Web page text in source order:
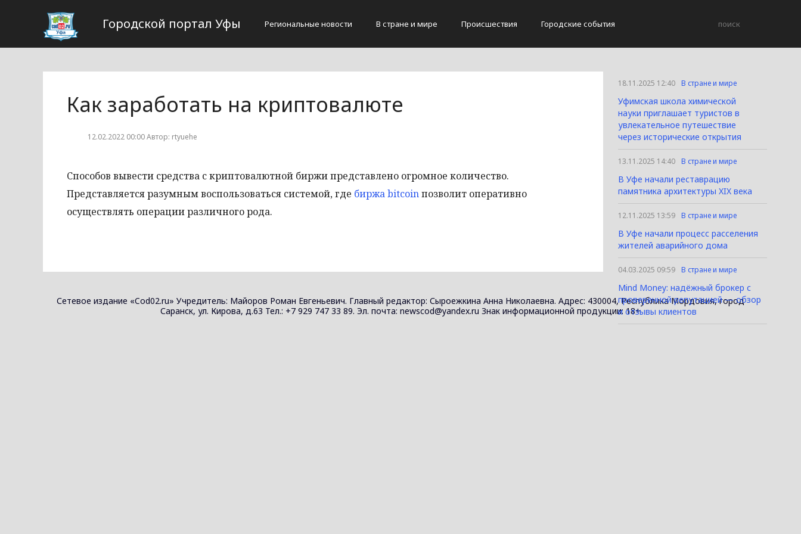
Городской портал Уфы Региональные новости В стране и мире Происшествия Городские события
Как заработать на криптовалюте
12.02.2022 00:00 Автор: rtyuehe
Способов вывести средства с криптовалютной биржи представлено огромное количество.
Представляется разумным воспользоваться системой, где биржа bitcoinпозволит оперативно
осуществлять операции различного рода.
18.11.2025 12:40 В стране и мире
Уфимская школа химической
науки приглашает туристов в
увлекательное путешествие
через исторические открытия
13.11.2025 14:40 В стране и мире
В Уфе начали реставрацию
памятника архитектуры XIX века
12.11.2025 13:59 В стране и мире
В Уфе начали процесс расселения
жителей аварийного дома
04.03.2025 09:59 В стране и мире
Mind Money: надёжный брокер с
проверенной репутацией — обзор
и отзывы клиентов
Сетевое издание «Cod02.ru» Учредитель: Майоров Роман Евгеньевич. Главный редактор: Сыроежкина Анна Николаевна. Адрес: 430004, Республика Мордовия, город
Саранск, ул. Кирова, д.63 Тел.: +7 929 747 33 89. Эл. почта: newscod@yandex.ru Знак информационной продукции: 18+